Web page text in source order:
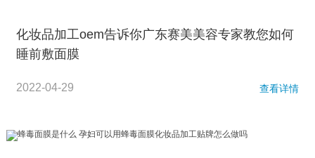
化妆品加工oem告诉你广东赛美美容专家教您如何
睡前敷面膜
2022-04-29 查看详情